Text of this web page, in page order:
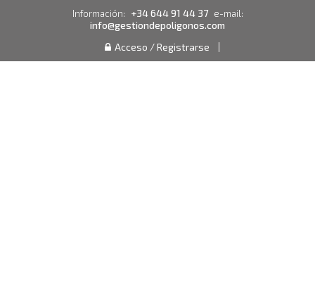
Información: +34 644 91 44 37 e-mail:
info@gestiondepoligonos.com
Acceso / Registrarse